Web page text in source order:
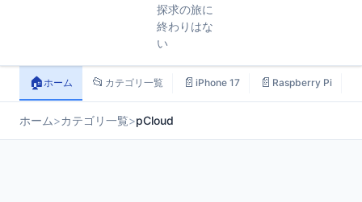
探求の旅に
終わりはな
い
🏠ホーム 📂 カテゴリ一覧 📄 iPhone 17 📄 Raspberry Pi
ホーム>カテゴリ一覧>pCloud